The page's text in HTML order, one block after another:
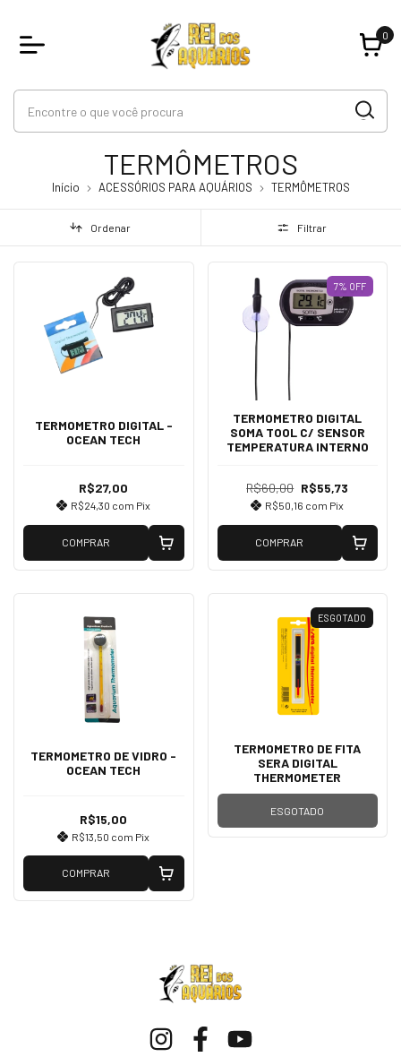
0
TERMÔMETROS
Início ACESSÓRIOS PARA AQUÁRIOS TERMÔMETROS
Ordenar Filtrar
TERMOMETRO DIGITAL -
OCEAN TECH
R$27,00
R$24,30 com Pix
COMPRAR
7% OFF
TERMOMETRO DIGITAL
SOMA TOOL C/ SENSOR
TEMPERATURA INTERNO
R$60,00 R$55,73
R$50,16 com Pix
COMPRAR
TERMOMETRO DE VIDRO -
OCEAN TECH
R$15,00
R$13,50 com Pix
COMPRAR
ESGOTADO
TERMOMETRO DE FITA
SERA DIGITAL
THERMOMETER
ESGOTADO